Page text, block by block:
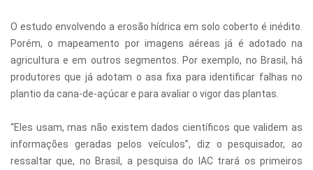
O estudo envolvendo a erosão hídrica em solo coberto é inédito.
Porém, o mapeamento por imagens aéreas já é adotado na
agricultura e em outros segmentos. Por exemplo, no Brasil, há
produtores que já adotam o asa fixa para identificar falhas no
plantio da cana-de-açúcar e para avaliar o vigor das plantas.
“Eles usam, mas não existem dados científicos que validem as
informações geradas pelos veículos”, diz o pesquisador, ao
ressaltar que, no Brasil, a pesquisa do IAC trará os primeiros